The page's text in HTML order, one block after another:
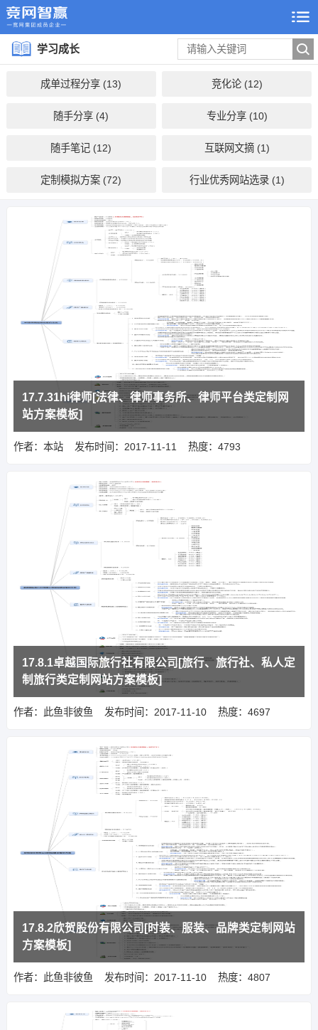
学习成长
成单过程分享 (13) 竞化论 (12)
随手分享 (4) 专业分享 (10)
随手笔记 (12) 互联网文摘 (1)
定制模拟方案 (72) 行业优秀网站选录 (1)
17.7.31hi律师[法律、律师事务所、律师平台类定制网
站方案模板]
作者：本站 发布时间：2017-11-11 热度：4793
17.8.1卓越国际旅行社有限公司[旅行、旅行社、私人定
制旅行类定制网站方案模板]
作者：此鱼非彼鱼 发布时间：2017-11-10 热度：4697
17.8.2欣贺股份有限公司[时装、服装、品牌类定制网站
方案模板]
作者：此鱼非彼鱼 发布时间：2017-11-10 热度：4807